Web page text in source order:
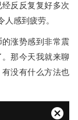
反反复复好多次
感到疲劳。
涨势感到非常震
那今天我就来聊
没有什么方法也